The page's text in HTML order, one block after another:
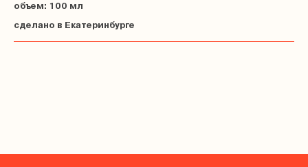
объем: 100 мл
сделано в Екатеринбурге